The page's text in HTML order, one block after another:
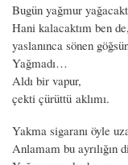
Bugün yağmur
Hani kalacaktım ben de,
yaslanınca sönen
Yağmadı…
Aldı bir vapur,
çekti çürüttü aklımı.
Yakma sigaranı öyle
Anlamam bu ayrılığın